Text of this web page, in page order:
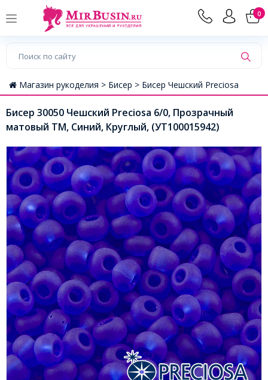
0
Магазин рукоделия > Бисер > Бисер Чешский Preciosa
Бисер 30050 Чешский Preciosa 6/0, Прозрачный
матовый TM, Синий, Круглый, (УТ100015942)